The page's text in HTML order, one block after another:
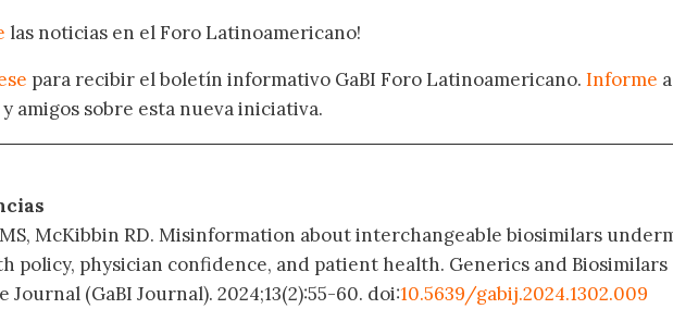
las noticias en el Foro Latinoamericano!
para recibir el boletín informativo GaBI Foro Latinoamericano. Informe a
y amigos sobre esta nueva iniciativa.
MS, McKibbin RD. Misinformation about interchangeable biosimilars
policy, physician confidence, and patient health. Generics and Biosimilars
(GaBI Journal). 2024;13(2):55-60. doi:10.5639/gabij.2024.1302.009